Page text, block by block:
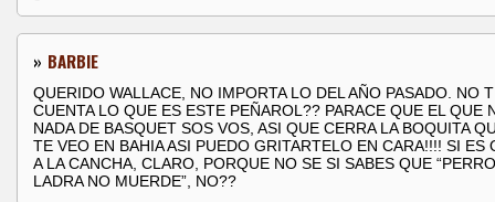
» BARBIE
QUERIDO WALLACE, NO IMPORTA LO DEL AÑO PASADO. NO
CUENTA LO QUE ES ESTE PEÑAROL?? PARACE QUE EL QUE
NADA DE BASQUET SOS VOS, ASI QUE CERRA LA BOQUITA
TE VEO EN BAHIA ASI PUEDO GRITARTELO EN CARA!!!! SI ES
A LA CANCHA, CLARO, PORQUE NO SE SI SABES QUE
LADRA NO MUERDE”, NO??